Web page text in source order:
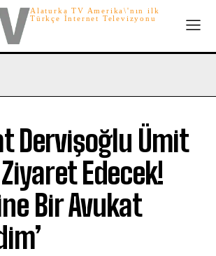
Alaturka TV Amerika\'nın ilk
Türkçe İnternet Televizyonu
Dervişoğlu Ümit
Ziyaret Edecek!
Bir Avukat